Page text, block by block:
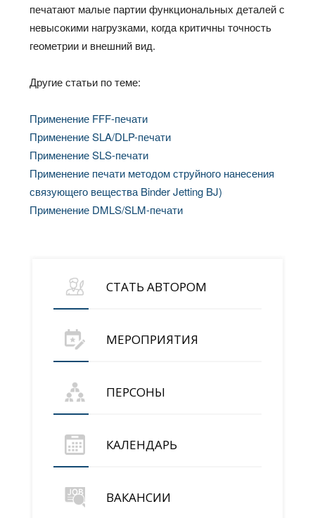
печатают малые партии функциональных деталей с
невысокими нагрузками, когда критичны точность
геометрии и внешний вид.​
Другие статьи по теме:
Применение FFF-печати
Применение SLA/DLP-печати
Применение SLS-печати
Применение печати методом струйного нанесения
связующего вещества Binder Jetting BJ)
Применение DMLS/SLM-печати
СТАТЬ АВТОРОМ
МЕРОПРИЯТИЯ
ПЕРСОНЫ
КАЛЕНДАРЬ
ВАКАНСИИ